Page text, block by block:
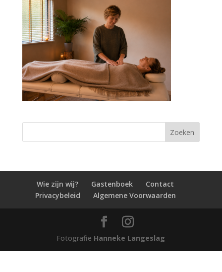
Wie zijn wij? Gastenboek
Contact
Privacybeleid
Algemene Voorwaarden
Fotografie Hanneke Langeslag